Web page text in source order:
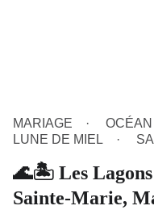
MARIAGE OCÉAN
LUNE DE MIEL
🌊🏝️ Les Lagons
Sainte-Marie,